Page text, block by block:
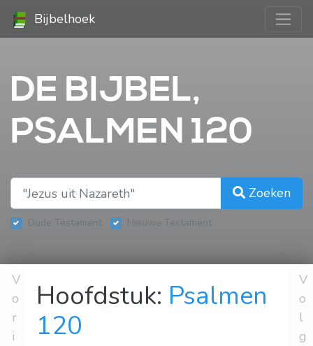
Bijbelhoek
DE BIJBEL,
PSALMEN 120
Zoeken
Oude Testament Nieuwe Testament
V
o
r
i
Hoofdstuk: Psalmen
120
V
o
l
g